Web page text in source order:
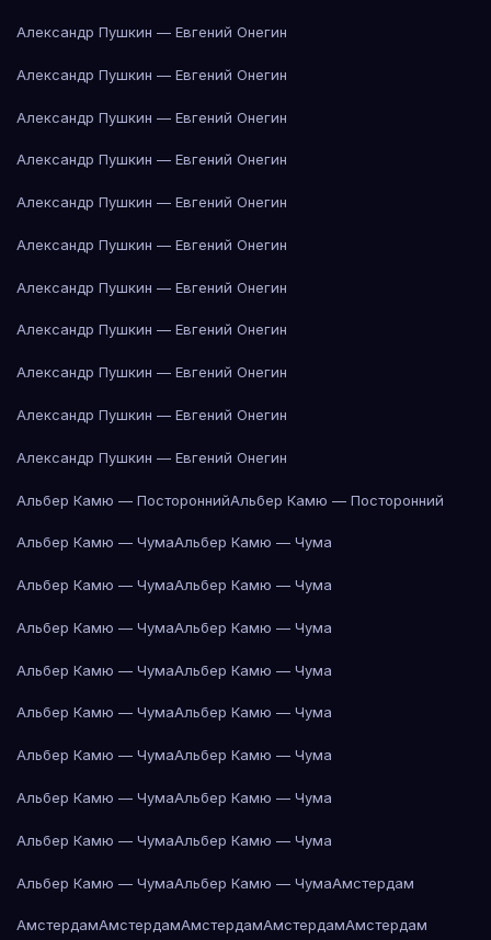
Александр Пушкин — Евгений Онегин
Александр Пушкин — Евгений Онегин
Александр Пушкин — Евгений Онегин
Александр Пушкин — Евгений Онегин
Александр Пушкин — Евгений Онегин
Александр Пушкин — Евгений Онегин
Александр Пушкин — Евгений Онегин
Александр Пушкин — Евгений Онегин
Александр Пушкин — Евгений Онегин
Александр Пушкин — Евгений Онегин
Александр Пушкин — Евгений Онегин
Альбер Камю — ПостороннийАльбер Камю — Посторонний
Альбер Камю — ЧумаАльбер Камю — Чума
Альбер Камю — ЧумаАльбер Камю — Чума
Альбер Камю — ЧумаАльбер Камю — Чума
Альбер Камю — ЧумаАльбер Камю — Чума
Альбер Камю — ЧумаАльбер Камю — Чума
Альбер Камю — ЧумаАльбер Камю — Чума
Альбер Камю — ЧумаАльбер Камю — Чума
Альбер Камю — ЧумаАльбер Камю — Чума
Альбер Камю — ЧумаАльбер Камю — ЧумаАмстердам
АмстердамАмстердамАмстердамАмстердамАмстердам